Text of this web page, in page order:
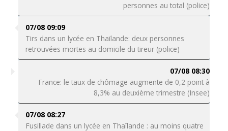
personnes au total (police)
07/08 09:09
Tirs dans un lycée en Thaïlande: deux personnes
retrouvées mortes au domicile du tireur (police)
07/08 08:30
France: le taux de chômage augmente de 0,2 point à
8,3% au deuxième trimestre (Insee)
07/08 08:27
Fusillade dans un lycée en Thaïlande : au moins quatre